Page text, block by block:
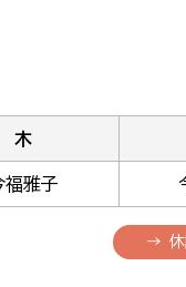
木
福雅子
→ 休